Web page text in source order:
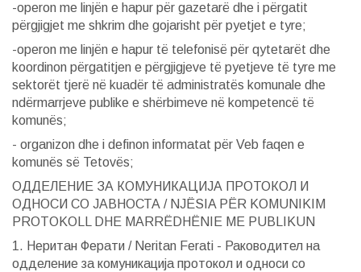
-operon me linjën e hapur për gazetarë dhe i përgatit
përgjigjet me shkrim dhe gojarisht për pyetjet e tyre;
-operon me linjën e hapur të telefonisë për qytetarët dhe
koordinon përgatitjen e përgjigjeve të pyetjeve të tyre me
sektorët tjerë në kuadër të administratës komunale dhe
ndërmarrjeve publike e shërbimeve në kompetencë të
komunës;
- organizon dhe i definon informatat për Veb faqen e
komunës së Tetovës;
ОДДЕЛЕНИЕ ЗА КОМУНИКАЦИЈА ПРОТОКОЛ И
ОДНОСИ СО ЈАВНОСТА / NJËSIA PËR KOMUNIKIM
PROTOKOLL DHE MARRËDHËNIE ME PUBLIKUN
1. Неритан Ферати / Neritan Ferati - Раководител на
одделение за комуникација протокол и односи со